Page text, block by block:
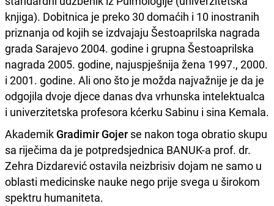
knjiga). Dobitnica je preko 30 domaćih i 10 inostranih
priznanja od kojih se izdvajaju Šestoaprilska nagrada
grada Sarajevo 2004. godine i grupna Šestoaprilska
nagrada 2005. godine, najuspješnija žena 1997., 2000.
i 2001. godine. Ali ono što je možda najvažnije je da je
odgojila dvoje djece danas dva vrhunska intelektualca
i univerzitetska profesora kćerku Sabinu i sina Kemala.
Akademik Gradimir Gojer se nakon toga obratio skupu
sa riječima da je potpredsjednica BANUK-a prof. dr.
Zehra Dizdarević ostavila neizbrisiv dojam ne samo u
oblasti medicinske nauke nego prije svega u širokom
spektru humaniteta.